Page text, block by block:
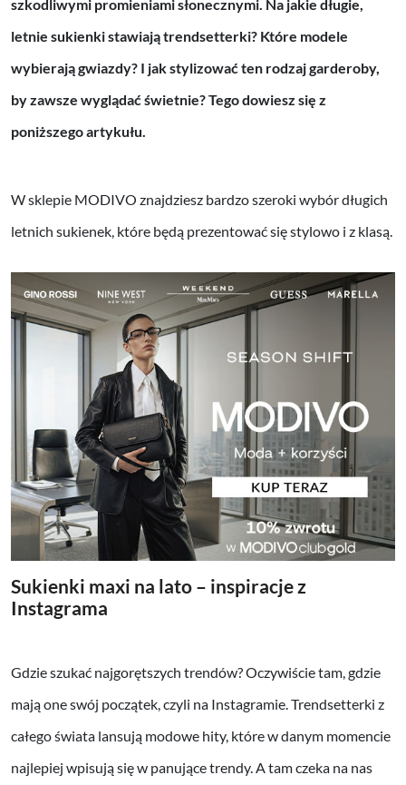
szkodliwymi promieniami słonecznymi. Na jakie długie,
letnie sukienki stawiają trendsetterki? Które modele
wybierają gwiazdy? I jak stylizować ten rodzaj garderoby,
by zawsze wyglądać świetnie? Tego dowiesz się z
poniższego artykułu.
W sklepie MODIVO znajdziesz bardzo szeroki wybór długich
letnich sukienek, które będą prezentować się stylowo i z klasą.
Sukienki maxi na lato – inspiracje z
Instagrama
Gdzie szukać najgorętszych trendów? Oczywiście tam, gdzie
mają one swój początek, czyli na Instagramie. Trendsetterki z
całego świata lansują modowe hity, które w danym momencie
najlepiej wpisują się w panujące trendy. A tam czeka na nas